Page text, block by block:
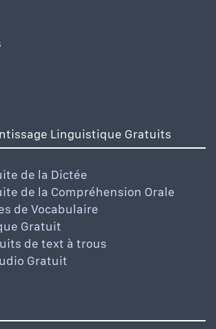
Linguistique Gratuits
de la Dictée
de la Compréhension Orale
de Vocabulaire
Gratuit
de text à trous
Gratuit